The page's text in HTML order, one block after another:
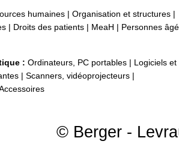
humaines Organisation et structures
Droits des patients MeaH
Personnes
: Ordinateurs, PC portables
Logiciels et
Scanners, vidéoprojecteurs
© Berger -